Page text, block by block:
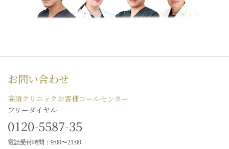
お問い合わせ
高須クリニックお客様コールセンター
フリーダイヤル
0120-5587-35
電話受付時間：9:00〜21:00